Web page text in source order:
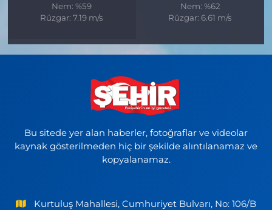
Nem: %59
Rüzgar: 7.19 m/s
Nem: %62
Rüzgar: 6.61 m/s
Bu sitede yer alan haberler, fotoğraflar ve videolar
kaynak gösterilmeden hiç bir şekilde alıntılanamaz ve
kopyalanamaz.
Kurtuluş Mahallesi, Cumhuriyet Bulvarı, No: 106/B